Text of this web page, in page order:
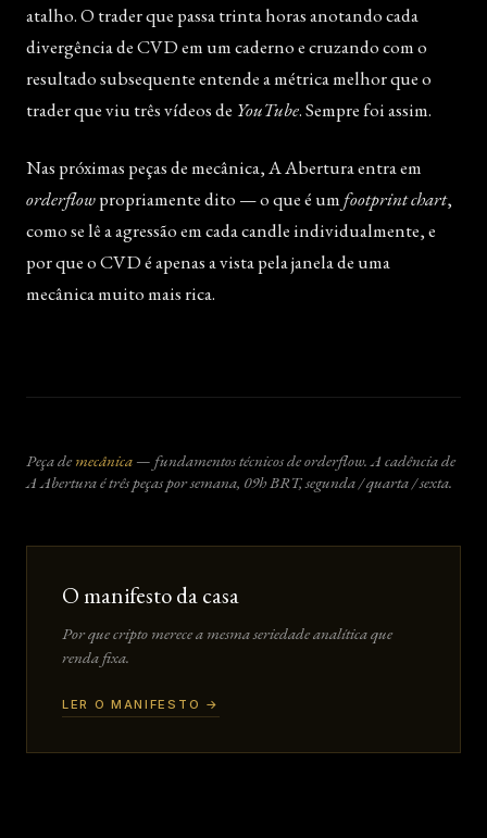
atalho. O trader que passa trinta horas anotando cada
divergência de CVD em um caderno e cruzando com o
resultado subsequente entende a métrica melhor que o
trader que viu três vídeos de YouTube. Sempre foi assim.
Nas próximas peças de mecânica, A Abertura entra em
orderflowpropriamente dito — o que é um footprint chart,
como se lê a agressão em cada candle individualmente, e
por que o CVD é apenas a vista pela janela de uma
mecânica muito mais rica.
Peça demecânica — fundamentos técnicos de orderflow. A cadência de
A Abertura é três peças por semana, 09h BRT, segunda / quarta / sexta.
O manifesto da casa
Por que cripto merece a mesma seriedade analítica que
renda fixa.
LER O MANIFESTO →